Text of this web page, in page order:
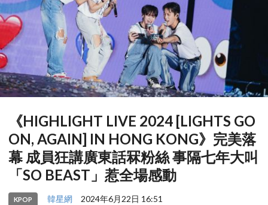
《HIGHLIGHT LIVE 2024 [LIGHTS GO
ON, AGAIN] IN HONG KONG》完美落
幕 成員狂講廣東話冧粉絲 事隔七年大叫
「SO BEAST」惹全場感動
KPOP 韓星網 2024年6月22日 16:51